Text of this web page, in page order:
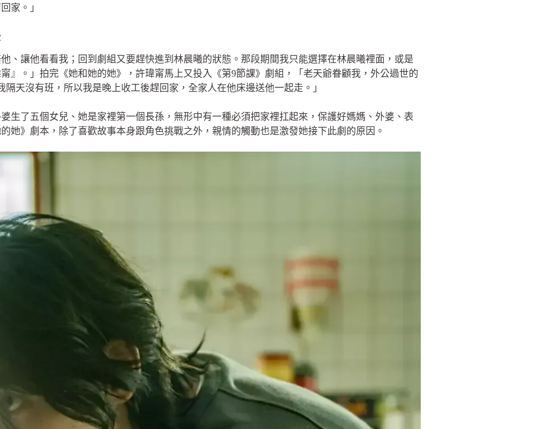
家。」
、讓他看看我；回到劇組又要趕快進到林晨曦的狀態。那段期間我只能選擇在林晨曦裡面，或是
』。」拍完《她和她的她》，許瑋甯馬上又投入《第9節課》劇組，「老天爺眷顧我，外公過世的
天沒有班，所以我是晚上收工後趕回家，全家人在他床邊送他一起走。」
生了五個女兒、她是家裡第一個長孫，無形中有一種必須把家裡扛起來，保護好媽媽、外婆、表
她》劇本，除了喜歡故事本身跟角色挑戰之外，親情的觸動也是激發她接下此劇的原因。